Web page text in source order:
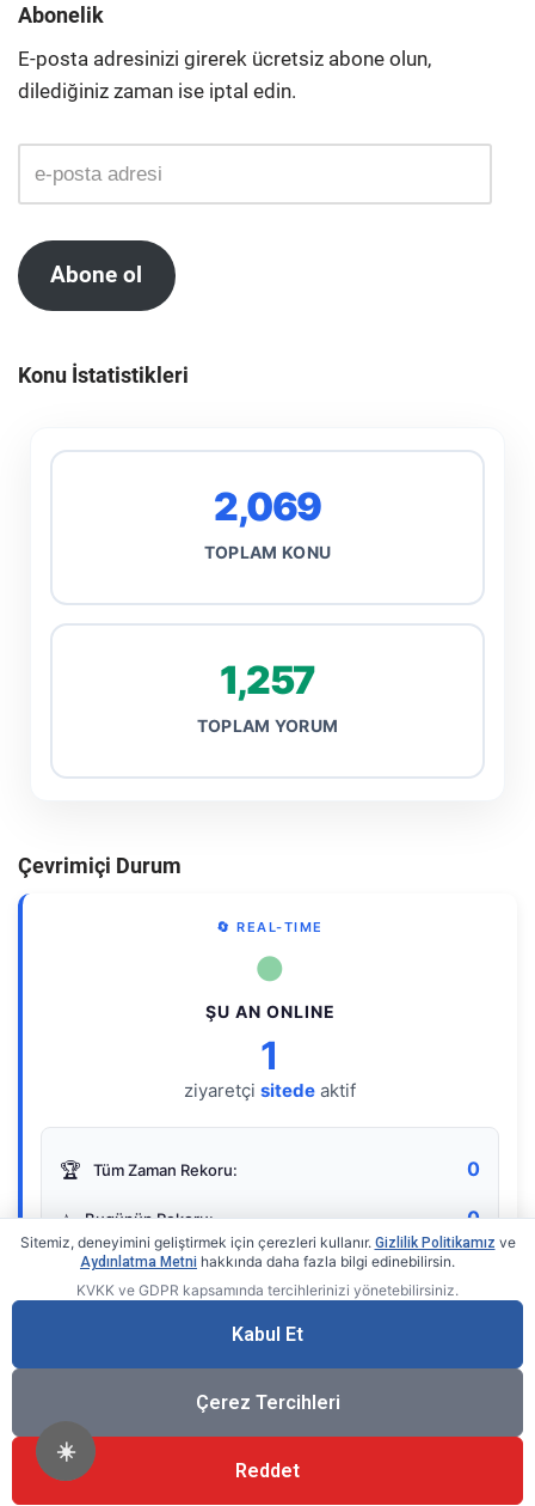
☀️
Abonelik
E-posta adresinizi girerek ücretsiz abone olun,
dilediğiniz zaman ise iptal edin.
Abone ol
Konu İstatistikleri
2,069
TOPLAM KONU
1,257
TOPLAM YORUM
Çevrimiçi Durum
🔄 REAL-TIME
●
ŞU AN ONLINE
1
ziyaretçi sitede aktif
🏆 Tüm Zaman Rekoru: 0
⭐ Bugünün Rekoru: 0
Gerçek zamanlı sayaç
Sitemiz, deneyimini geliştirmek için çerezleri kullanır. Gizlilik Politikamız ve
Aydınlatma Metni hakkında daha fazla bilgi edinebilirsin.
KVKK ve GDPR kapsamında tercihlerinizi yönetebilirsiniz.
Kabul Et
Çerez Tercihleri
Reddet